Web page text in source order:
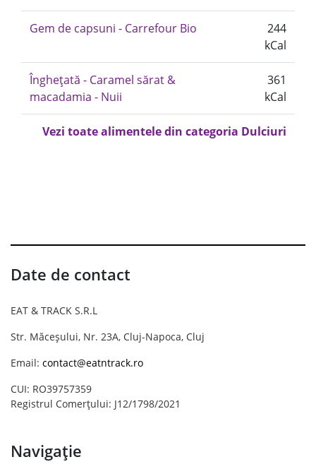
Gem de capsuni - Carrefour Bio
244
kCal
Înghețată - Caramel sărat &
macadamia - Nuii
361
kCal
Vezi toate alimentele din categoria Dulciuri
Date de contact
EAT & TRACK S.R.L
Str. Măceșului, Nr. 23A, Cluj-Napoca, Cluj
Email: contact@eatntrack.ro
CUI: RO39757359
Registrul Comerțului: J12/1798/2021
Navigație